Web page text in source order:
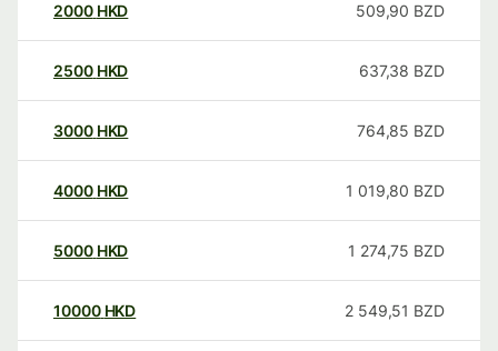
2000 HKD 509,90 BZD
2500 HKD 637,38 BZD
3000 HKD 764,85 BZD
4000 HKD 1 019,80 BZD
5000 HKD 1 274,75 BZD
10000 HKD 2 549,51 BZD